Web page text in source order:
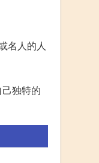
名人的人
独特的